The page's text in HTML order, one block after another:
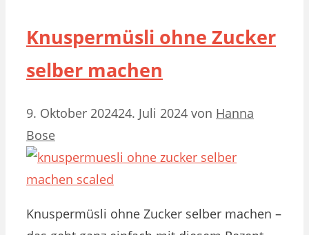
Knuspermüsli ohne Zucker
selber machen
9. Oktober 202424. Juli 2024 von Hanna
Bose
Knuspermüsli ohne Zucker selber machen –